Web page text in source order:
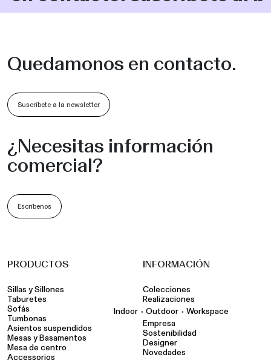
Quedamonos en contacto.
Suscríbete a la newsletter
¿Necesitas información
comercial?
Escríbenos
PRODUCTOS
Sillas y Sillones
Taburetes
Sofás
Tumbonas
Asientos suspendidos
Mesas y Basamentos
Mesa de centro
Accessorios
INFORMACIÓN
Colecciones
Realizaciones
Indoor • Outdoor • Workspace
Empresa
Sostenibilidad
Designer
Novedades